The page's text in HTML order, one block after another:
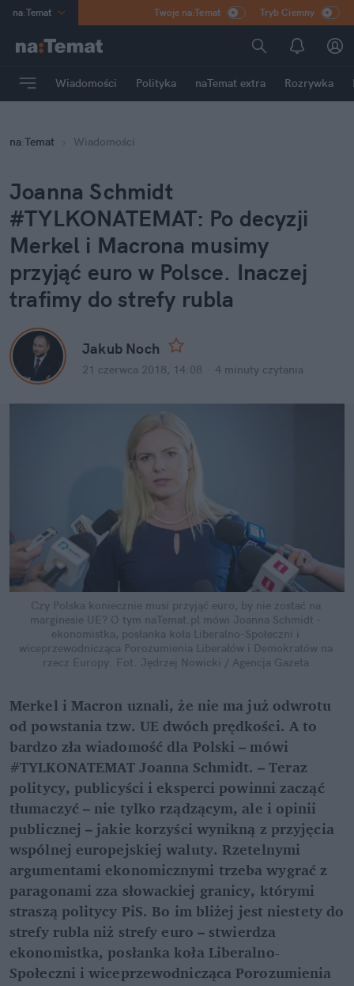
na:Temat
Poland
mama
Rozrywka
Twoje na:Temat Tryb Ciemny
Wiadomości Polityka naTemat extra Rozrywka
na:Temat Wiadomości
Joanna Schmidt
#TYLKONATEMAT: Po decyzji
Merkel i Macrona musimy
przyjąć euro w Polsce. Inaczej
trafimy do strefy rubla
Jakub Noch
21 czerwca 2018, 14:08 4 minuty czytania
Czy Polska koniecznie musi przyjąć euro, by nie zostać na
marginesie UE? O tym naTemat.pl mówi Joanna Schmidt -
ekonomistka, posłanka koła Liberalno-Społeczni i
wiceprzewodnicząca Porozumienia Liberałów i Demokratów na
rzecz Europy. Fot. Jędrzej Nowicki / Agencja Gazeta
Merkel i Macron uznali, że nie ma już odwrotu
od powstania tzw. UE dwóch prędkości. A to
bardzo zła wiadomość dla Polski – mówi
#TYLKONATEMAT Joanna Schmidt. – Teraz
politycy, publicyści i eksperci powinni zacząć
tłumaczyć – nie tylko rządzącym, ale i opinii
publicznej – jakie korzyści wynikną z przyjęcia
wspólnej europejskiej waluty. Rzetelnymi
argumentami ekonomicznymi trzeba wygrać z
paragonami zza słowackiej granicy, którymi
straszą politycy PiS. Bo im bliżej jest niestety do
strefy rubla niż strefy euro – stwierdza
ekonomistka, posłanka koła Liberalno-
Społeczni i wiceprzewodnicząca Porozumienia